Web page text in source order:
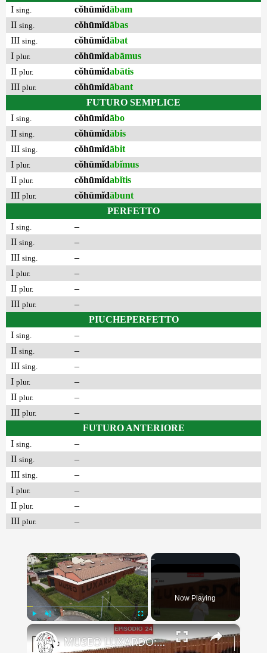
I sing. cŏhūmĭdābam
II sing. cŏhūmĭdābas
III sing. cŏhūmĭdābat
I plur. cŏhūmĭdabāmus
II plur. cŏhūmĭdabātis
III plur. cŏhūmĭdābant
FUTURO SEMPLICE
I sing. cŏhūmĭdābo
II sing. cŏhūmĭdābis
III sing. cŏhūmĭdābit
I plur. cŏhūmĭdabĭmus
II plur. cŏhūmĭdabĭtis
III plur. cŏhūmĭdābunt
PERFETTO
I sing.
–
II sing.
–
III sing.
–
I plur.
–
II plur.
–
III plur.
–
PIUCHEPERFETTO
I sing.
–
II sing.
–
III sing.
–
I plur.
–
II plur.
–
III plur.
–
FUTURO ANTERIORE
I sing.
–
II sing.
–
III sing.
–
I plur.
–
II plur.
–
III plur. –
×
Fullscreen
Now Playing
×
MUSEO LUXARDO: Un Viaggio nel Tempo e nel Gusto